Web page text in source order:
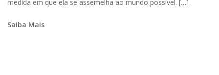
medida em que ela se assemelha ao mundo possível. […]
Saiba Mais